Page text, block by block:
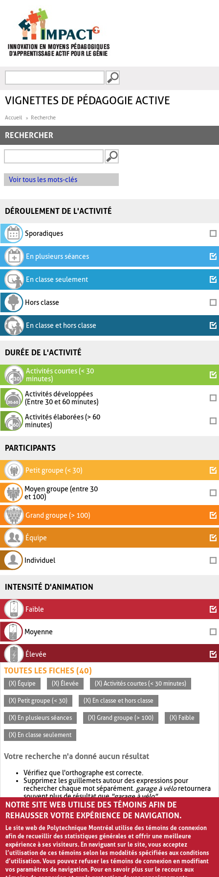
FORMULAIRE DE
VIGNETTES DE PÉDAGOGIE ACTIVE
Accueil Recherche
RECHERCHER
Voir tous les mots-clés
DÉROULEMENT DE L'ACTIVITÉ
Sporadiques
En plusieurs séances
En classe seulement
Hors classe
En classe et hors classe
DURÉE DE L'ACTIVITÉ
Activités courtes (< 30
minutes)
Activités développées
(Entre 30 et 60 minutes)
Activités élaborées (> 60
minutes)
PARTICIPANTS
Petit groupe (< 30)
Moyen groupe (entre 30
et 100)
Grand groupe (> 100)
Équipe
Individuel
INTENSITÉ D'ANIMATION
Faible
Moyenne
Élevée
TOUTES LES FICHES (40)
(X) Équipe (X) Élevée (X) Activités courtes (< 30 minutes)
(X) Petit groupe (< 30) (X) En classe et hors classe
(X) En plusieurs séances (X) Grand groupe (> 100) (X) Faible
(X) En classe seulement
Votre recherche n'a donné aucun résultat
Vérifiez que l'orthographe est correcte.
Supprimez les guillemets autour des expressions pour
rechercher chaque mot séparément. garage à véloretournera
souvent plus de résultat que"garage à vélo".
Envisagez d'élargir votre recherche avec OR.garage OR vélo
retournera souvent plus de résultat quegarage à vélo
NOTRE SITE WEB UTILISE DES TÉMOINS AFIN DE
REHAUSSER VOTRE EXPÉRIENCE DE NAVIGATION.
Le site web de Polytechnique Montréal utilise des témoins de connexion
afin de recueillir des statistiques générales et offrir une meilleure
expérience à ses visiteurs. En naviguant sur le site, vous acceptez
l’utilisation de ces témoins selon les modalités spécifiées aux conditions
d’utilisation. Vous pouvez refuser les témoins de connexion en modifiant
vos paramètres de navigation. Pour en savoir plus sur le recours aux